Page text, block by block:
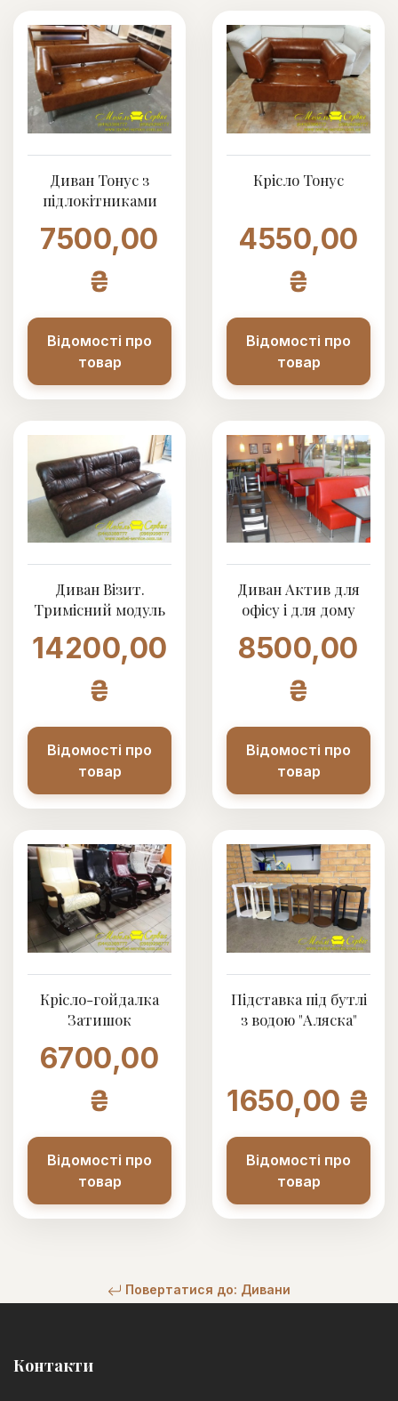
Диван Тонус з
підлокітниками
7500,00
₴
Відомості про
товар
Крісло Тонус
4550,00
₴
Відомості про
товар
Диван Візит.
Тримісний модуль
14200,00
₴
Відомості про
товар
Диван Актив для
офісу і для дому
8500,00
₴
Відомості про
товар
Крісло-гойдалка
Затишок
6700,00
₴
Відомості про
товар
Підставка під бутлі
з водою "Аляска"
1650,00 ₴
Відомості про
товар
Повертатися до: Дивани
Контакти